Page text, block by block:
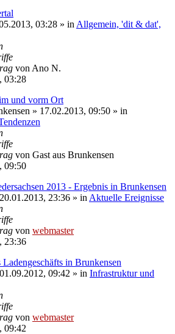
03:28 » in Allgemein, 'dit & dat',
von Ano N.
03:28
und vorm Ort
» 17.02.2013, 09:50 » in
von Gast aus Brunkensen
09:50
2013 - Ergebnis in Brunkensen
23:36 » in Aktuelle Ereignisse
von webmaster
23:36
in Brunkensen
09:42 » in Infrastruktur und
von webmaster
09:42